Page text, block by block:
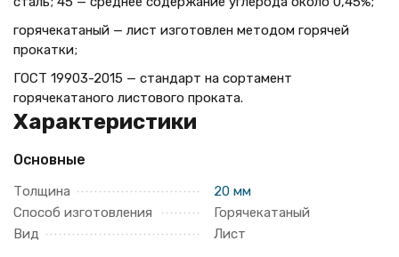
горячекатаный — лист изготовлен методом горячей
прокатки;
ГОСТ 19903-2015 — стандарт на сортамент
горячекатаного листового проката.
Характеристики
Основные
Толщина
20 мм
Способ изготовления
Горячекатаный
Вид
Лист